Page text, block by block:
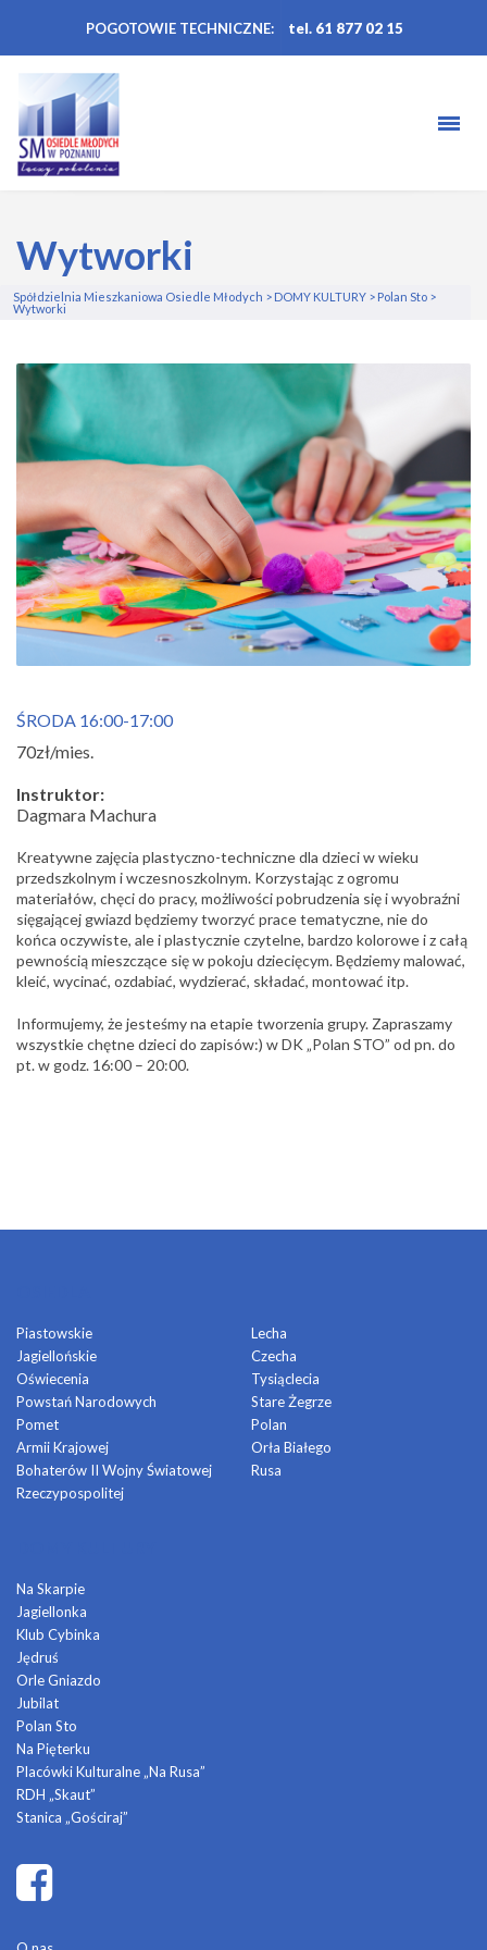
POGOTOWIE TECHNICZNE: tel. 61 877 02 15
Wytworki
Spółdzielnia Mieszkaniowa Osiedle Młodych > DOMY KULTURY > Polan Sto >
Wytworki
ŚRODA 16:00-17:00
70zł/mies.
Instruktor:
Dagmara Machura
Kreatywne zajęcia plastyczno-techniczne dla dzieci w wieku
przedszkolnym i wczesnoszkolnym. Korzystając z ogromu
materiałów, chęci do pracy, możliwości pobrudzenia się i wyobraźni
sięgającej gwiazd będziemy tworzyć prace tematyczne, nie do
końca oczywiste, ale i plastycznie czytelne, bardzo kolorowe i z całą
pewnością mieszczące się w pokoju dziecięcym. Będziemy malować,
kleić, wycinać, ozdabiać, wydzierać, składać, montować itp.
Informujemy, że jesteśmy na etapie tworzenia grupy. Zapraszamy
wszystkie chętne dzieci do zapisów:) w DK „Polan STO” od pn. do
pt. w godz. 16:00 – 20:00.
Piastowskie
Jagiellońskie
Oświecenia
Powstań Narodowych
Pomet
Armii Krajowej
Bohaterów II Wojny Światowej
Rzeczypospolitej
Lecha
Czecha
Tysiąclecia
Stare Żegrze
Polan
Orła Białego
Rusa
Na Skarpie
Jagiellonka
Klub Cybinka
Jędruś
Orle Gniazdo
Jubilat
Polan Sto
Na Pięterku
Placówki Kulturalne „Na Rusa”
RDH „Skaut”
Stanica „Gościraj”